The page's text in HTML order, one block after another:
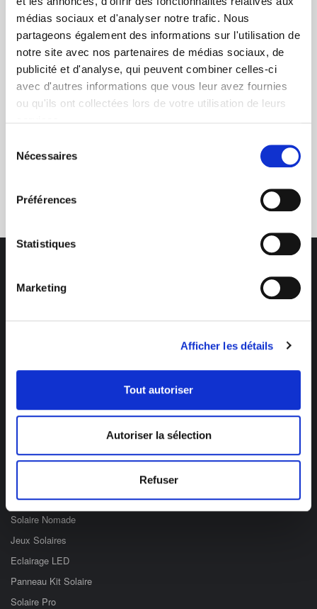
médias sociaux et d'analyser notre trafic. Nous
partageons également des informations sur l'utilisation de
notre site avec nos partenaires de médias sociaux, de
publicité et d'analyse, qui peuvent combiner celles-ci
avec d'autres informations que vous leur avez fournies
ou qu'ils ont collectées lors de votre utilisation de leurs
Nécessaires
Préférences
Statistiques
Marketing
Afficher les détails
Tout autoriser
Autoriser la sélection
Refuser
+ de 10 ans d'expertise
dans le photovoltaïque
Ouvert du lundi au vendredi
de 8h à 12h et de 14h à 17h
Catégories
Eclairage Solaire
Fontaines & Jardin Solaire
Solaire Nomade
Jeux Solaires
Eclairage LED
Panneau Kit Solaire
Solaire Pro